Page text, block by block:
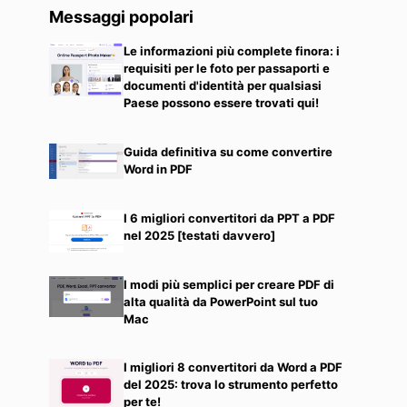
Messaggi popolari
Le informazioni più complete finora: i
requisiti per le foto per passaporti e
documenti d'identità per qualsiasi
Paese possono essere trovati qui!
Guida definitiva su come convertire
Word in PDF
I 6 migliori convertitori da PPT a PDF
nel 2025 [testati davvero]
I modi più semplici per creare PDF di
alta qualità da PowerPoint sul tuo
Mac
I migliori 8 convertitori da Word a PDF
del 2025: trova lo strumento perfetto
per te!